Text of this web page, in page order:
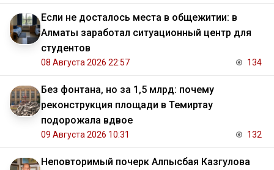
Если не досталось места в общежитии: в
Алматы заработал ситуационный центр для
студентов
08 Августа 2026 22:57 134
Без фонтана, но за 1,5 млрд: почему
реконструкция площади в Темиртау
подорожала вдвое
09 Августа 2026 10:31 132
Неповторимый почерк Алпысбая Казгулова